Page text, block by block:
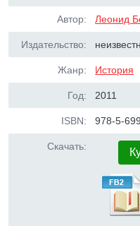
Автор: Леонид
Издательство:
Жанр: История
Год: 2011
ISBN: 978-5-
Скачать: